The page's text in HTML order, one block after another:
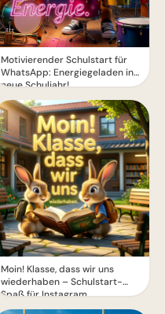
Motivierender Schulstart für
WhatsApp: Energiegeladen ins
neue Schuljahr!
Moin! Klasse, dass wir uns
wiederhaben – Schulstart-
Spaß für Instagram